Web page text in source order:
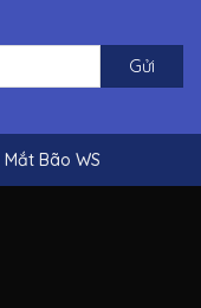
Mắt Bão WS